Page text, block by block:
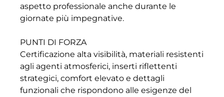
aspetto professionale anche durante le
giornate più impegnative.
PUNTI DI FORZA
Certificazione alta visibilità, materiali resistenti
agli agenti atmosferici, inserti riflettenti
strategici, comfort elevato e dettagli
funzionali che rispondono alle esigenze del